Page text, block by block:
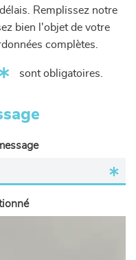
Remplissez notre
bien l'objet de votre
complètes.
sont obligatoires.